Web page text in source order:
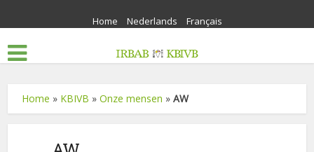
Home Nederlands Français
Home » KBIVB »Onze mensen »AW